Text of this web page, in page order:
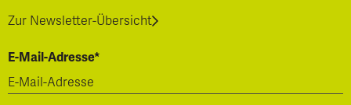
Zur Newsletter-Übersicht
E-Mail-Adresse*